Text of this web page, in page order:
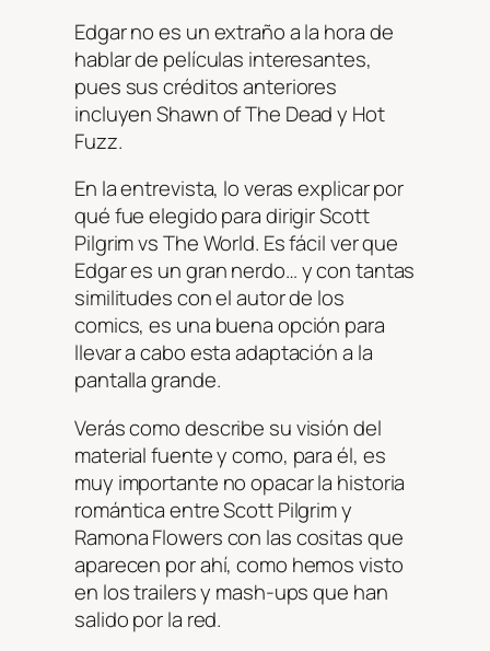
Edgar no es un extraño a la hora de
hablar de películas interesantes,
pues sus créditos anteriores
incluyen Shawn of The Dead y Hot
Fuzz.
En la entrevista, lo veras explicar por
qué fue elegido para dirigir Scott
Pilgrim vs The World. Es fácil ver que
Edgar es un gran nerdo… y con tantas
similitudes con el autor de los
comics, es una buena opción para
llevar a cabo esta adaptación a la
pantalla grande.
Verás como describe su visión del
material fuente y como, para él, es
muy importante no opacar la historia
romántica entre Scott Pilgrim y
Ramona Flowers con las cositas que
aparecen por ahí, como hemos visto
en los trailers y mash-ups que han
salido por la red.